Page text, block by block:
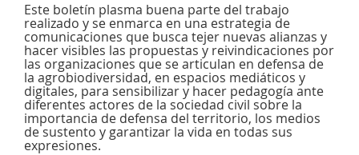
Este boletín plasma buena parte del trabajo
realizado y se enmarca en una estrategia de
comunicaciones que busca tejer nuevas alianzas y
hacer visibles las propuestas y reivindicaciones por
las organizaciones que se articulan en defensa de
la agrobiodiversidad, en espacios mediáticos y
digitales, para sensibilizar y hacer pedagogía ante
diferentes actores de la sociedad civil sobre la
importancia de defensa del territorio, los medios
de sustento y garantizar la vida en todas sus
expresiones.